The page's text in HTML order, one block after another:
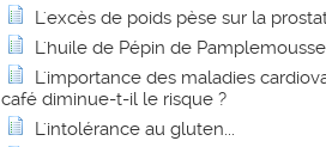
L'excès de poids pèse sur la
L'huile de Pépin de Pamplemousse
L'importance des maladies
café diminue-t-il le risque ?
L'intolérance au gluten...